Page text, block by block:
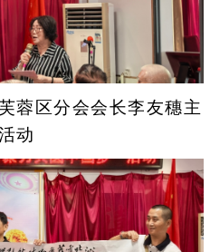
蓉区分会会长李友穗主
动